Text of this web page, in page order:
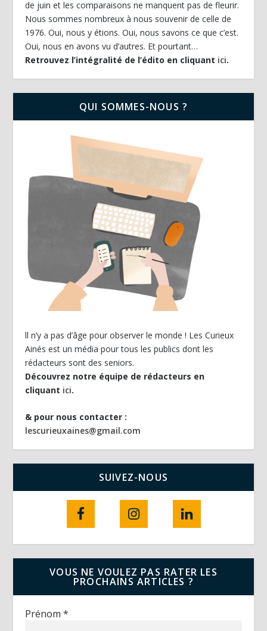
de juin et les comparaisons ne manquent pas de fleurir.
Nous sommes nombreux à nous souvenir de celle de
1976. Oui, nous y étions. Oui, nous savons ce que c’est.
Oui, nous en avons vu d’autres. Et pourtant…
Retrouvez l’intégralité de l’édito en cliquant ici.
QUI SOMMES-NOUS ?
ll n’y a pas d’âge pour observer le monde ! Les Curieux
Ainés est un média pour tous les publics dont les
rédacteurs sont des seniors.
Découvrez notre équipe de rédacteurs en
cliquant ici.
& pour nous contacter :
lescurieuxaines@gmail.com
SUIVEZ-NOUS
VOUS NE VOULEZ PAS RATER LES
PROCHAINS ARTICLES ?
Prénom*